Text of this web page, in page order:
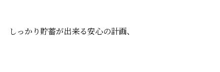
しっかり貯蓄が出来る安心の計画、